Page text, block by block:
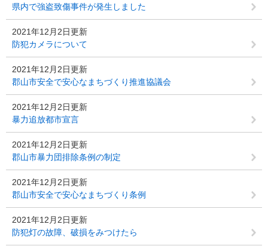
県内で強盗致傷事件が発生しました
2021年12月2日更新
防犯カメラについて
2021年12月2日更新
郡山市安全で安心なまちづくり推進協議会
2021年12月2日更新
暴力追放都市宣言
2021年12月2日更新
郡山市暴力団排除条例の制定
2021年12月2日更新
郡山市安全で安心なまちづくり条例
2021年12月2日更新
防犯灯の故障、破損をみつけたら